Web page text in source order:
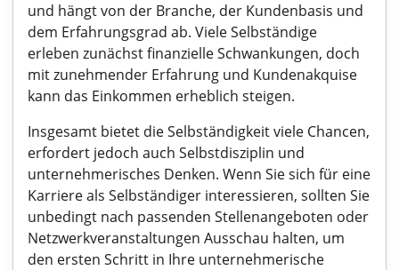
und hängt von der Branche, der Kundenbasis und
dem Erfahrungsgrad ab. Viele Selbständige
erleben zunächst finanzielle Schwankungen, doch
mit zunehmender Erfahrung und Kundenakquise
kann das Einkommen erheblich steigen.
Insgesamt bietet die Selbständigkeit viele Chancen,
erfordert jedoch auch Selbstdisziplin und
unternehmerisches Denken. Wenn Sie sich für eine
Karriere als Selbständiger interessieren, sollten Sie
unbedingt nach passenden Stellenangeboten oder
Netzwerkveranstaltungen Ausschau halten, um
den ersten Schritt in Ihre unternehmerische